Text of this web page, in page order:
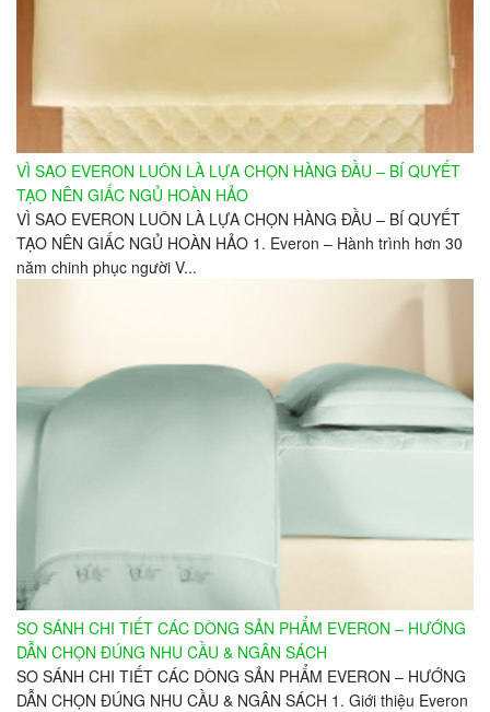
VÌ SAO EVERON LUÔN LÀ LỰA CHỌN HÀNG ĐẦU – BÍ QUYẾT
TẠO NÊN GIẤC NGỦ HOÀN HẢO
VÌ SAO EVERON LUÔN LÀ LỰA CHỌN HÀNG ĐẦU – BÍ QUYẾT
TẠO NÊN GIẤC NGỦ HOÀN HẢO 1. Everon – Hành trình hơn 30
năm chinh phục người V...
SO SÁNH CHI TIẾT CÁC DÒNG SẢN PHẨM EVERON – HƯỚNG
DẪN CHỌN ĐÚNG NHU CẦU & NGÂN SÁCH
SO SÁNH CHI TIẾT CÁC DÒNG SẢN PHẨM EVERON – HƯỚNG
DẪN CHỌN ĐÚNG NHU CẦU & NGÂN SÁCH 1. Giới thiệu Everon